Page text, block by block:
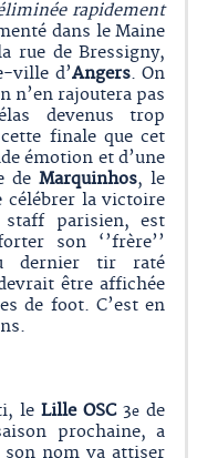
rapidement
dans le Maine
rue de Bressigny,
ville d’Angers. On
n’en rajoutera pas
devenus trop
finale que cet
émotion et d’une
deMarquinhos, le
célébrer la victoire
parisien, est
son ‘’frère’’
dernier tir raté
être affichée
de foot. C’est en
leLille OSC3e de
prochaine, a
nom va attiser